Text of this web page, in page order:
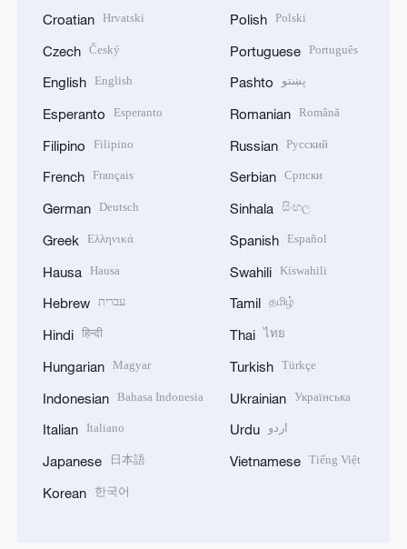
Croatian Hrvatski
Czech Český
English English
Esperanto Esperanto
Filipino Filipino
French Français
German Deutsch
Greek Ελληνικά
Hausa Hausa
Hebrew עברית
Hindi हिन्दी
Hungarian Magyar
Indonesian Bahasa Indonesia
Italian Italiano
Japanese 日本語
Korean 한국어
Polish Polski
Portuguese Português
Pashto پښتو
Romanian Română
Russian Русский
Serbian Српски
Sinhala සිංහල
Spanish Español
Swahili Kiswahili
Tamil தமிழ்
Thai ไทย
Turkish Türkçe
Ukrainian Українська
Urdu اردو
Vietnamese Tiếng Việt